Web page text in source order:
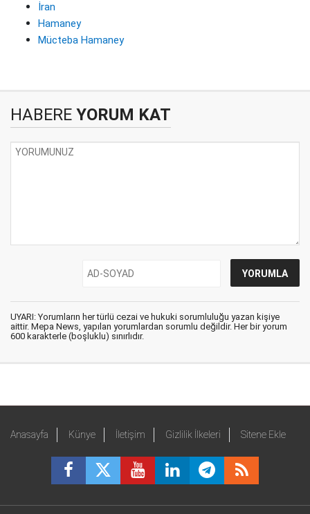
İran
Hamaney
Mücteba Hamaney
HABERE YORUM KAT
UYARI: Yorumların her türlü cezai ve hukuki sorumluluğu yazan kişiye
aittir. Mepa News, yapılan yorumlardan sorumlu değildir. Her bir yorum
600 karakterle (boşluklu) sınırlıdır.
Anasayfa Künye İletişim Gizlilik İlkeleri Sitene Ekle